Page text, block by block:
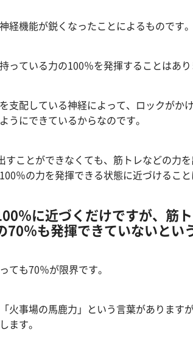
経機能が鋭くなったことによるものです。
っている力の100％を発揮することはあり
支配している神経によって、ロックがか
うにできているからなのです。
すことができなくても、筋トレなどの力
％の力を発揮できる状態に近づけること
％に近づくだけですが、筋
70％も発揮できていないとい
ても70％が限界です。
火事場の馬鹿力」という言葉があります
ます。